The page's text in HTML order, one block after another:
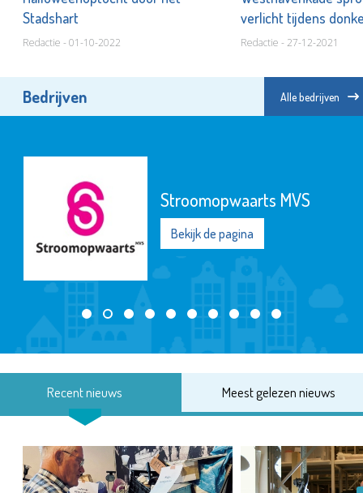
Stadshart
Redactie - 01-10-2022
verlicht tijdens
Redactie - 27-12-2021
Bedrijven Alle bedrijven
Stroomopwaarts MVS
Bekijk de pagina
Recent nieuws Meest gelezen nieuws